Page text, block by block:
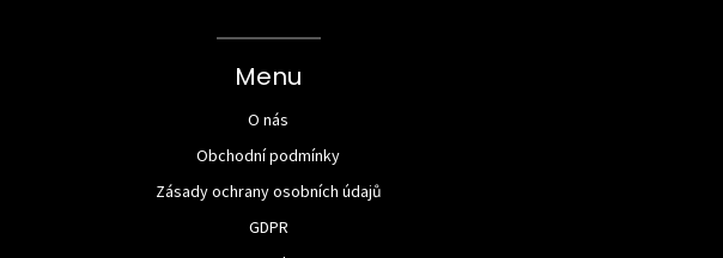
Menu
O nás
Obchodní podmínky
Zásady ochrany osobních údajů
GDPR